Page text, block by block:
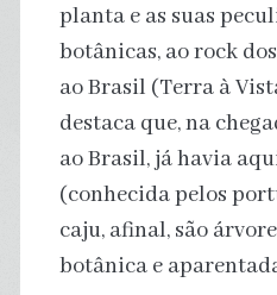
planta e as suas
botânicas, ao rock
ao Brasil (Terra à
destaca que, na
ao Brasil, já havia
(conhecida pelos
caju, afinal, são
botânica e